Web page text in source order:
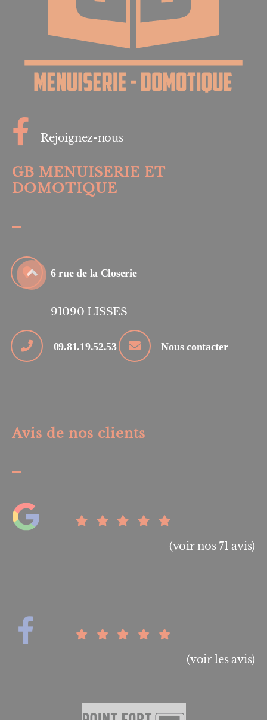
Rejoignez-nous
GB MENUISERIE ET
DOMOTIQUE
6 rue de la Closerie
91090 LISSES
09.81.19.52.53 Nous contacter
Avis de nos clients
(voir nos 71 avis)
(voir les avis)